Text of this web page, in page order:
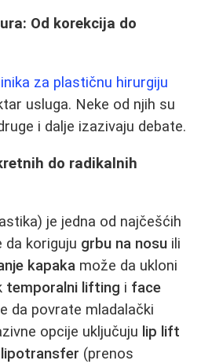
Od korekcija do
za plastičnu hirurgiju
usluga. Neke od njih su
i dalje izazivaju debate.
do radikalnih
je jedna od najčešćih
da koriguju grbu na nosu ili
kapaka može da ukloni
temporalni lifting i face
da povrate mladalački
opcije uključuju lip lift
lipotransfer (prenos